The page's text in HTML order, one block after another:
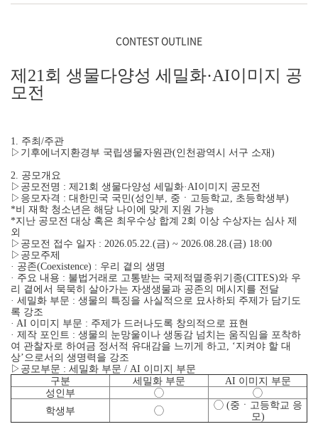
CONTEST OUTLINE
제21회 생물다양성 세밀화·AI이미지 공
모전
1. 주최/주관
▷기후에너지환경부 국립생물자원관(인천광역시 서구 소재)
2. 공모개요
▷공모전명 : 제21회 생물다양성 세밀화·AI이미지 공모전
▷응모자격 : 대한민국 국민(성인부, 중ㆍ고등학교, 초등학생부)
*비 재학 청소년은 해당 나이에 맞게 지원 가능
*지난 공모전 대상 혹은 최우수상 합계 2회 이상 수상자는 심사 제
외
▷공모전 접수 일자 : 2026.05.22.(금) ~ 2026.08.28.(금) 18:00
▷공모주제
· 공존(Coexistence) : 우리 곁의 생명
· 주요 내용 : 불법거래로 고통받는 국제적멸종위기종(CITES)와 우
리 곁에서 묵묵히 살아가는 자생생물과 공존의 메시지를 전달
· 세밀화 부문 : 생물의 특징을 사실적으로 묘사하되 주제가 담기도
록 강조
· AI 이미지 부문 : 주제가 드러나도록 창의적으로 표현
· 제작 포인트 : 생물의 눈망울이나 생동감 넘치는 움직임을 포착하
여 관찰자로 하여금 정서적 유대감을 느끼게 하고, ‘지켜야 할 대
상’으로서의 생명력을 강조
▷공모부문 : 세밀화 부문 / AI 이미지 부문
구분
세밀화 부문
AI 이미지 부문
성인부
◯
◯
학생부
◯
◯ (중ㆍ고등학교 응
모)